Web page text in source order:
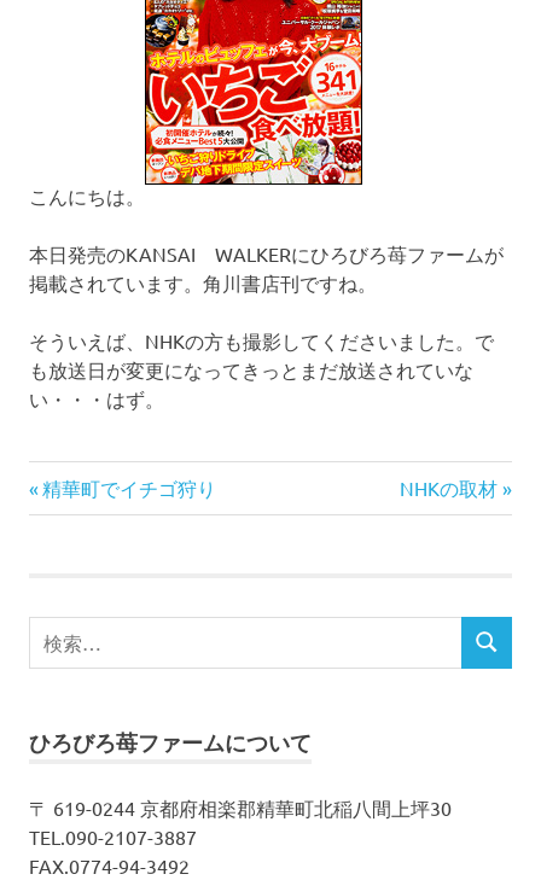
こんにちは。
本日発売のKANSAI WALKERにひろびろ苺ファームが
掲載されています。角川書店刊ですね。
そういえば、NHKの方も撮影してくださいました。で
も放送日が変更になってきっとまだ放送されていな
い・・・はず。
イ
チ
投
ビ
ー
シ
ョ
前
の
精華町でイチゴ狩り
次
の
NHKの取材
検
索
検
ひろびろ苺ファームについて
〒 619-0244 京都府相楽郡精華町北稲八間上坪30
TEL.090-2107-3887
FAX.0774-94-3492